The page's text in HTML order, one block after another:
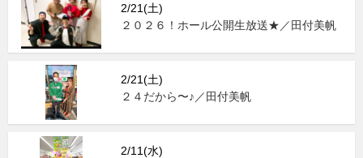
2/21(土)
２０２６！ホール公開生放送★／田付美帆
2/21(土)
２４だから〜♪／田付美帆
2/11(水)